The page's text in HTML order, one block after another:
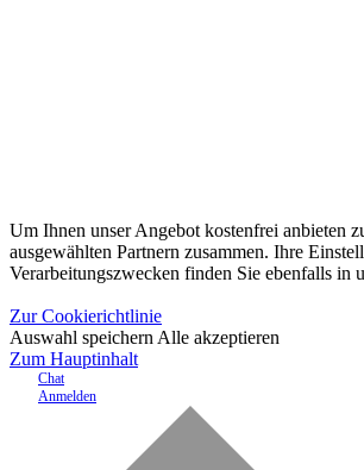
Um Ihnen unser Angebot kostenfrei anbieten
ausgewählten Partnern zusammen. Ihre
Verarbeitungszwecken finden Sie ebenfalls in
Zur Cookierichtlinie
Auswahl speichern Alle akzeptieren
Zum Hauptinhalt
Chat
Anmelden